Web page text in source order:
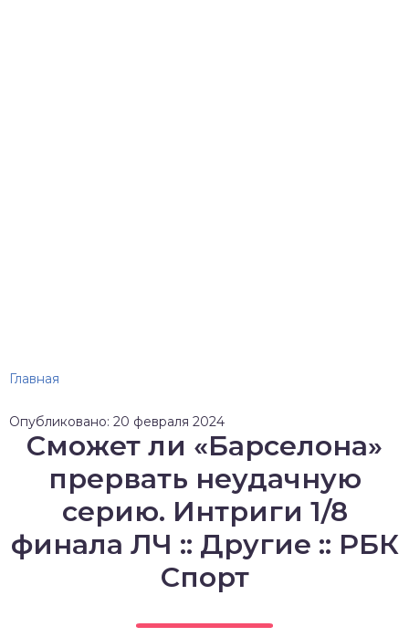
Главная
Опубликовано: 20 февраля 2024
Сможет ли «Барселона»
прервать неудачную
серию. Интриги 1/8
финала ЛЧ :: Другие :: РБК
Спорт